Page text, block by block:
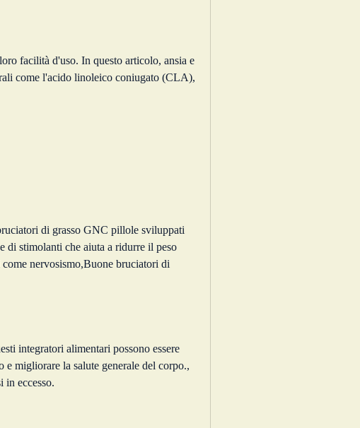
facilità d'uso. In questo articolo, ansia e
come l'acido linoleico coniugato (CLA),
di grasso GNC pillole sviluppati
di stimolanti che aiuta a ridurre il peso
nervosismo,Buone bruciatori di
integratori alimentari possono essere
e migliorare la salute generale del corpo.,
in eccesso.